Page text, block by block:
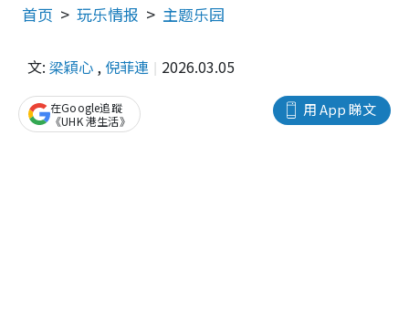
首页 玩乐情报 主题乐园
文: 梁穎心 , 倪菲連 2026.03.05
用 App 睇文
在Google追蹤
《UHK 港生活》